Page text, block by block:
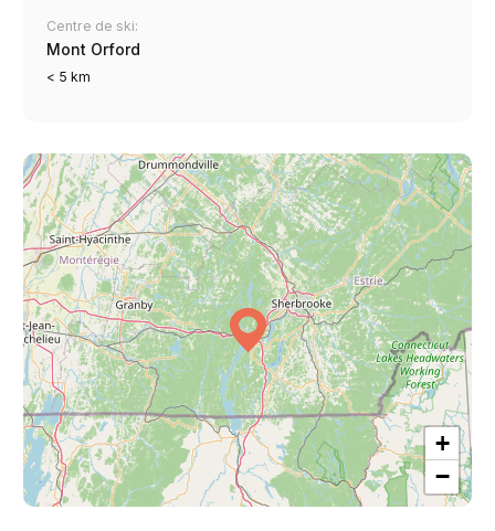
Centre de ski:
Mont Orford
< 5 km
+
−